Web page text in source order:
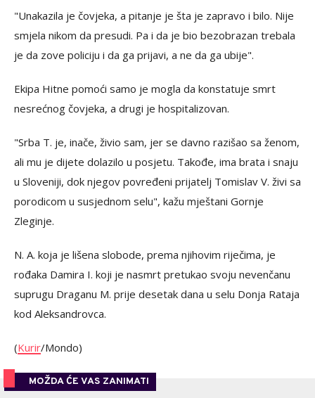
"Unakazila je čovjeka, a pitanje je šta je zapravo i bilo. Nije
smjela nikom da presudi. Pa i da je bio bezobrazan trebala
je da zove policiju i da ga prijavi, a ne da ga ubije".
Ekipa Hitne pomoći samo je mogla da konstatuje smrt
nesrećnog čovjeka, a drugi je hospitalizovan.
"Srba T. je, inače, živio sam, jer se davno razišao sa ženom,
ali mu je dijete dolazilo u posjetu. Takođe, ima brata i snaju
u Sloveniji, dok njegov povređeni prijatelj Tomislav V. živi sa
porodicom u susjednom selu", kažu mještani Gornje
Zleginje.
N. A. koja je lišena slobode, prema njihovim riječima, je
rođaka Damira I. koji je nasmrt pretukao svoju nevenčanu
suprugu Draganu M. prije desetak dana u selu Donja Rataja
kod Aleksandrovca.
(Kurir/Mondo)
MOŽDA ĆE VAS ZANIMATI